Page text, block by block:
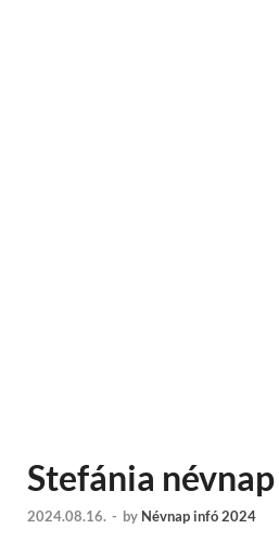
Stefánia névnap
2024.08.16. - by Névnap infó 2024